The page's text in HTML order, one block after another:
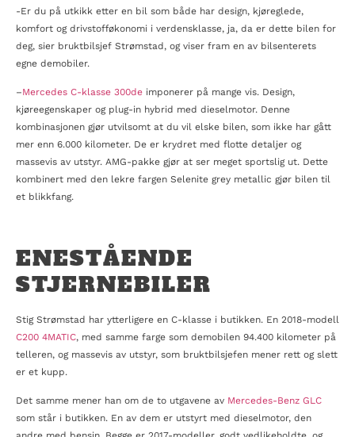
-Er du på utkikk etter en bil som både har design, kjøreglede,
komfort og drivstofføkonomi i verdensklasse, ja, da er dette bilen for
deg, sier bruktbilsjef Strømstad, og viser fram en av bilsenterets
egne demobiler.
–Mercedes C-klasse 300de imponerer på mange vis. Design,
kjøreegenskaper og plug-in hybrid med dieselmotor. Denne
kombinasjonen gjør utvilsomt at du vil elske bilen, som ikke har gått
mer enn 6.000 kilometer. De er krydret med flotte detaljer og
massevis av utstyr. AMG-pakke gjør at ser meget sportslig ut. Dette
kombinert med den lekre fargen Selenite grey metallic gjør bilen til
et blikkfang.
ENESTÅENDE
STJERNEBILER
Stig Strømstad har ytterligere en C-klasse i butikken. En 2018-modell
C200 4MATIC, med samme farge som demobilen 94.400 kilometer på
telleren, og massevis av utstyr, som bruktbilsjefen mener rett og slett
er et kupp.
Det samme mener han om de to utgavene av Mercedes-Benz GLC
som står i butikken. En av dem er utstyrt med dieselmotor, den